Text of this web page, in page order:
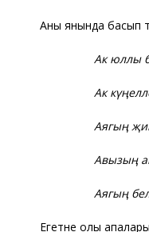
Аның янында басып
Ак юллы
Ак
Аягың
Авызың
Аягың
Егетнең олы